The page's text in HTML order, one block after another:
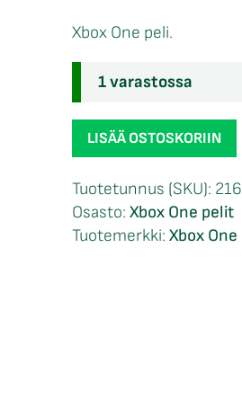
Xbox One peli.
1 varastossa
NHL
19
One
määrä
LISÄÄ OSTOSKORIIN
Tuotetunnus (SKU):
Osasto: Xbox One pelit
Tuotemerkki: Xbox